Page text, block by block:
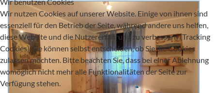
Wir benutzen Cookies
Wir nutzen Cookies auf unserer Website. Einige von ihnen sind
essenziell für den Betrieb der Seite, während andere uns helfen,
diese Website und die Nutzererfahrung zu verbessern (Tracking
Cookies). Sie können selbst entscheiden, ob Sie die Cookies
zulassen möchten. Bitte beachten Sie, dass bei einer Ablehnung
womöglich nicht mehr alle Funktionalitäten der Seite zur
Verfügung stehen.